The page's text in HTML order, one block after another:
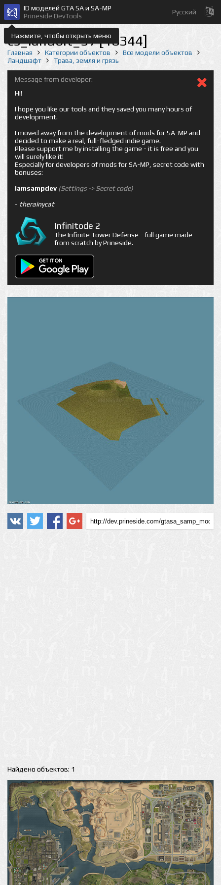
Нажмите, чтобы открыть меню
ID моделей GTA SA и SA-MP
Prineside DevTools
Русский
cs_landbit_57 [18344]
Главная Категории объектов
Все модели объектов
Ландшафт
Трава, земля и грязь
Message from developer:
Hi!
I hope you like our tools and they saved you many hours of
development.
I moved away from the development of mods for SA-MP and
decided to make a real, full-fledged indie game.
Please support me by installing the game - it is free and you
will surely like it!
Especially for developers of mods for SA-MP, secret code with
bonuses:
iamsampdev (Settings -> Secret code)
- therainycat
Infinitode 2
The Infinite Tower Defense - full game made
from scratch by Prineside.
Найдено объектов: 1